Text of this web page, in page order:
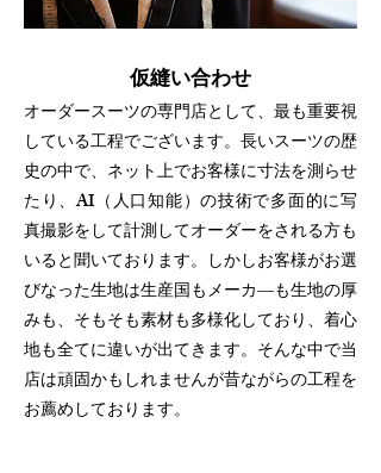
仮縫い合わせ
​オーダースーツの専門店として、最も重要視
している工程でございます。長いスーツの歴
史の中で、ネット上でお客様に寸法を測らせ
たり、AI（人口知能）の技術で多面的に写
真撮影をして計測してオーダーをされる方も
いると聞いております。しかしお客様がお選
びなった生地は生産国もメーカ―も生地の厚
みも、そもそも素材も多様化しており、着心
地も全てに違いが出てきます。そんな中で当
店は頑固かもしれませんが昔ながらの工程を
お薦めしております。